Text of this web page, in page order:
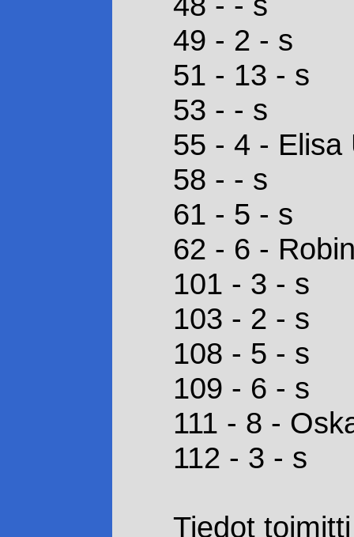
49 - 2 - s
51 - 13 - s
53 - - s
55 - 4 - Elisa
58 - - s
61 - 5 - s
62 - 6 -
101 - 3 - s
103 - 2 - s
108 - 5 - s
109 - 6 - s
111 - 8 -
112 - 3 - s
Tiedot